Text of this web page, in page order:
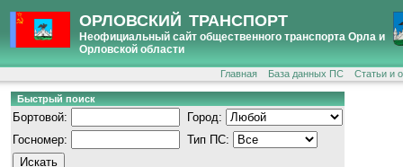
ОРЛОВСКИЙ ТРАНСПОРТ
Неофициальный сайт общественного транспорта Орла и
Орловской области
Главная База данных ПС Статьи и
Быстрый поиск
Бортовой:
Город:
Госномер:
Тип ПС: